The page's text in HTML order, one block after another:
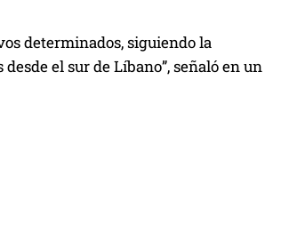
determinados, siguiendo la
el sur de Líbano”, señaló en un